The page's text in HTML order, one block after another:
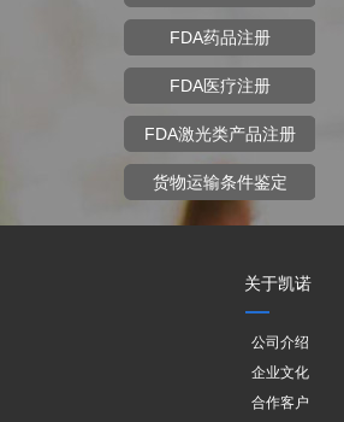
FDA药品注册
FDA医疗注册
FDA激光类产品注册
货物运输条件鉴定
公司介绍
企业文化
合作客户
关于凯诺